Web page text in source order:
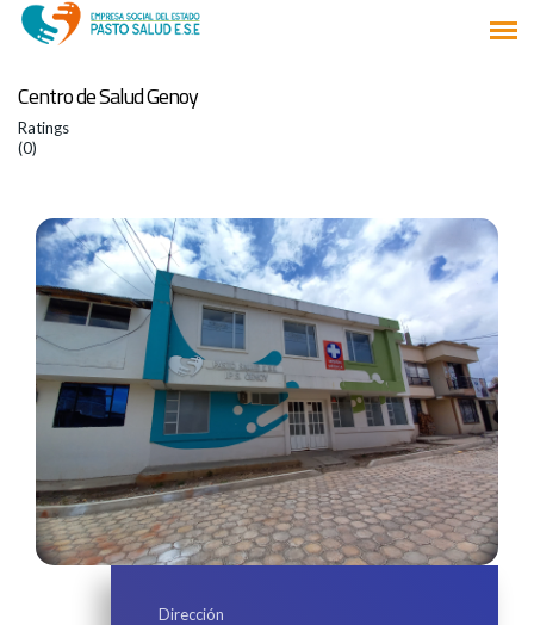
Centro de Salud Genoy
Ratings
(0)
Dirección